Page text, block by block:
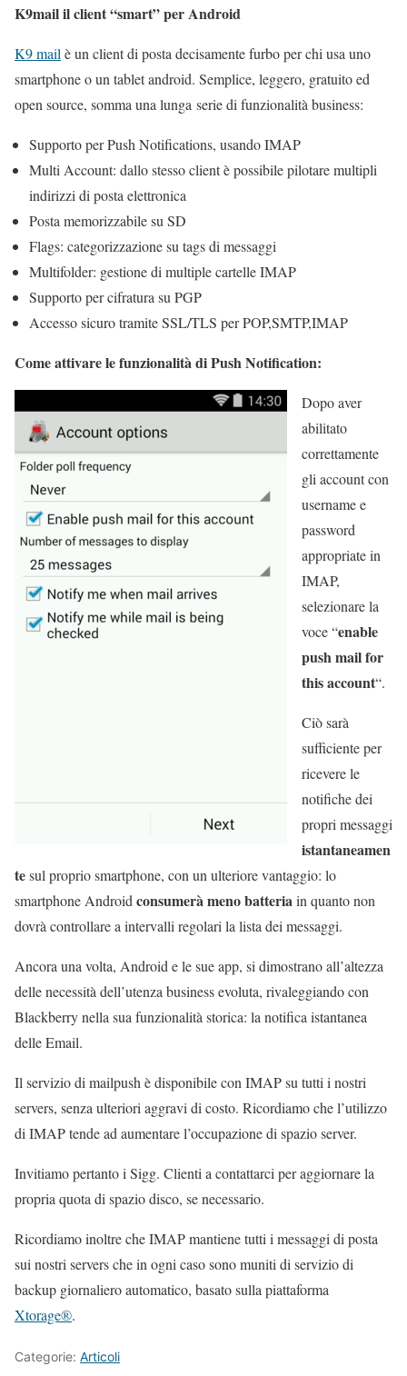
K9mail il client “smart” per Android
K9 mail è un client di posta decisamente furbo per chi usa uno
smartphone o un tablet android. Semplice, leggero, gratuito ed
open source, somma una lunga serie di funzionalità business:
Supporto per Push Notifications, usando IMAP
Multi Account: dallo stesso client è possibile pilotare multipli
indirizzi di posta elettronica
Posta memorizzabile su SD
Flags: categorizzazione su tags di messaggi
Multifolder: gestione di multiple cartelle IMAP
Supporto per cifratura su PGP
Accesso sicuro tramite SSL/TLS per POP,SMTP,IMAP
Come attivare le funzionalità di Push Notification:
Dopo aver
abilitato
correttamente
gli account con
username e
password
appropriate in
IMAP,
selezionare la
voce “enable
push mail for
this account“.
Ciò sarà
sufficiente per
ricevere le
notifiche dei
propri messaggi
istantaneamen
tesul proprio smartphone, con un ulteriore vantaggio: lo
smartphone Android consumerà meno batteriain quanto non
dovrà controllare a intervalli regolari la lista dei messaggi.
Ancora una volta, Android e le sue app, si dimostrano all’altezza
delle necessità dell’utenza business evoluta, rivaleggiando con
Blackberry nella sua funzionalità storica: la notifica istantanea
delle Email.
Il servizio di mailpush è disponibile con IMAP su tutti i nostri
servers, senza ulteriori aggravi di costo. Ricordiamo che l’utilizzo
di IMAP tende ad aumentare l’occupazione di spazio server.
Invitiamo pertanto i Sigg. Clienti a contattarci per aggiornare la
propria quota di spazio disco, se necessario.
Ricordiamo inoltre che IMAP mantiene tutti i messaggi di posta
sui nostri servers che in ogni caso sono muniti di servizio di
backup giornaliero automatico, basato sulla piattaforma
Xtorage®.
Categorie: Articoli